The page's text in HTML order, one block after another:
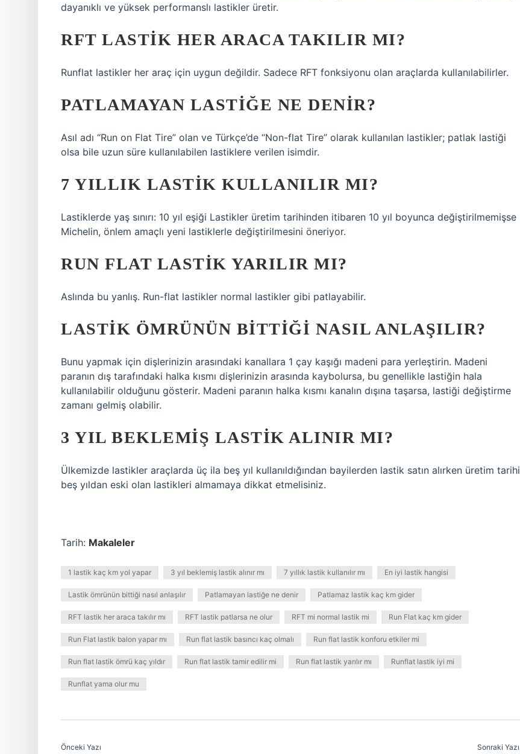
dayanıklı ve yüksek performanslı lastikler üretir.
RFT LASTIK HER ARACA TAKILIR MI?
Runflat lastikler her araç için uygun değildir. Sadece RFT fonksiyonu olan araçlarda kullanılabilirler.
PATLAMAYAN LASTIĞE NE DENIR?
Asıl adı “Run on Flat Tire” olan ve Türkçe’de “Non-flat Tire” olarak kullanılan lastikler; patlak lastiği
olsa bile uzun süre kullanılabilen lastiklere verilen isimdir.
7 YILLIK LASTIK KULLANILIR MI?
Lastiklerde yaş sınırı: 10 yıl eşiği Lastikler üretim tarihinden itibaren 10 yıl boyunca değiştirilmemişse
Michelin, önlem amaçlı yeni lastiklerle değiştirilmesini öneriyor.
RUN FLAT LASTIK YARILIR MI?
Aslında bu yanlış. Run-flat lastikler normal lastikler gibi patlayabilir.
LASTIK ÖMRÜNÜN BITTIĞI NASIL ANLAŞILIR?
Bunu yapmak için dişlerinizin arasındaki kanallara 1 çay kaşığı madeni para yerleştirin. Madeni
paranın dış tarafındaki halka kısmı dişlerinizin arasında kaybolursa, bu genellikle lastiğin hala
kullanılabilir olduğunu gösterir. Madeni paranın halka kısmı kanalın dışına taşarsa, lastiği değiştirme
zamanı gelmiş olabilir.
3 YIL BEKLEMIŞ LASTIK ALINIR MI?
Ülkemizde lastikler araçlarda üç ila beş yıl kullanıldığından bayilerden lastik satın alırken üretim tarihi
beş yıldan eski olan lastikleri almamaya dikkat etmelisiniz.
Tarih: Makaleler
1 lastik kaç km yol yapar 3 yıl beklemiş lastik alınır mı 7 yıllık lastik kullanılır mı En iyi lastik hangisi
Lastik ömrünün bittiği nasıl anlaşılır Patlamayan lastiğe ne denir Patlamaz lastik kaç km gider
RFT lastik her araca takılır mı RFT lastik patlarsa ne olur RFT mi normal lastik mi Run Flat kaç km gider
Run Flat lastik balon yapar mı Run flat lastik basıncı kaç olmalı Run flat lastik konforu etkiler mi
Run flat lastik ömrü kaç yıldır Run flat lastik tamir edilir mi Run flat lastik yarılır mı Runflat lastik iyi mi
Runflat yama olur mu
Önceki Yazı Sonraki Yazı